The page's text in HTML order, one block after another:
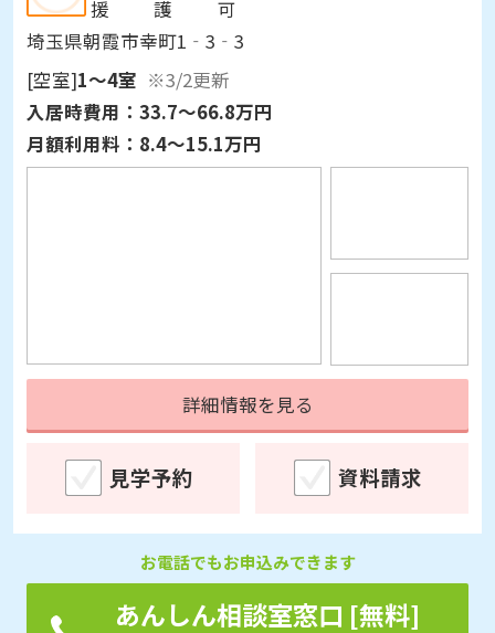
[空室]1～4室
※3/2更新
入居時費用： 33.7～66.8万円
月額利用料： 8.4～15.1万円
見学予約
あんしん相談室窓口 [無料]